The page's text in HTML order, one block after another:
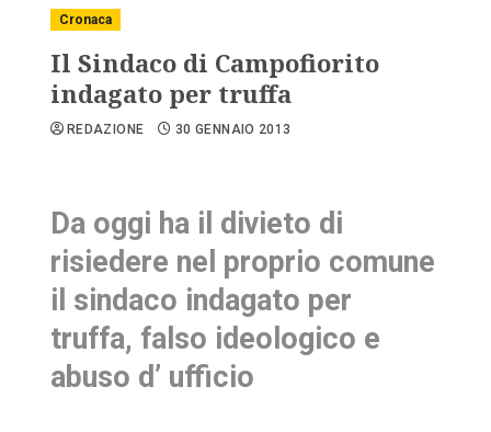
Cronaca
Il Sindaco di Campofiorito
indagato per truffa
REDAZIONE 30 GENNAIO 2013
Da oggi ha il divieto di
risiedere nel proprio comune
il sindaco indagato per
truffa, falso ideologico e
abuso d’ ufficio